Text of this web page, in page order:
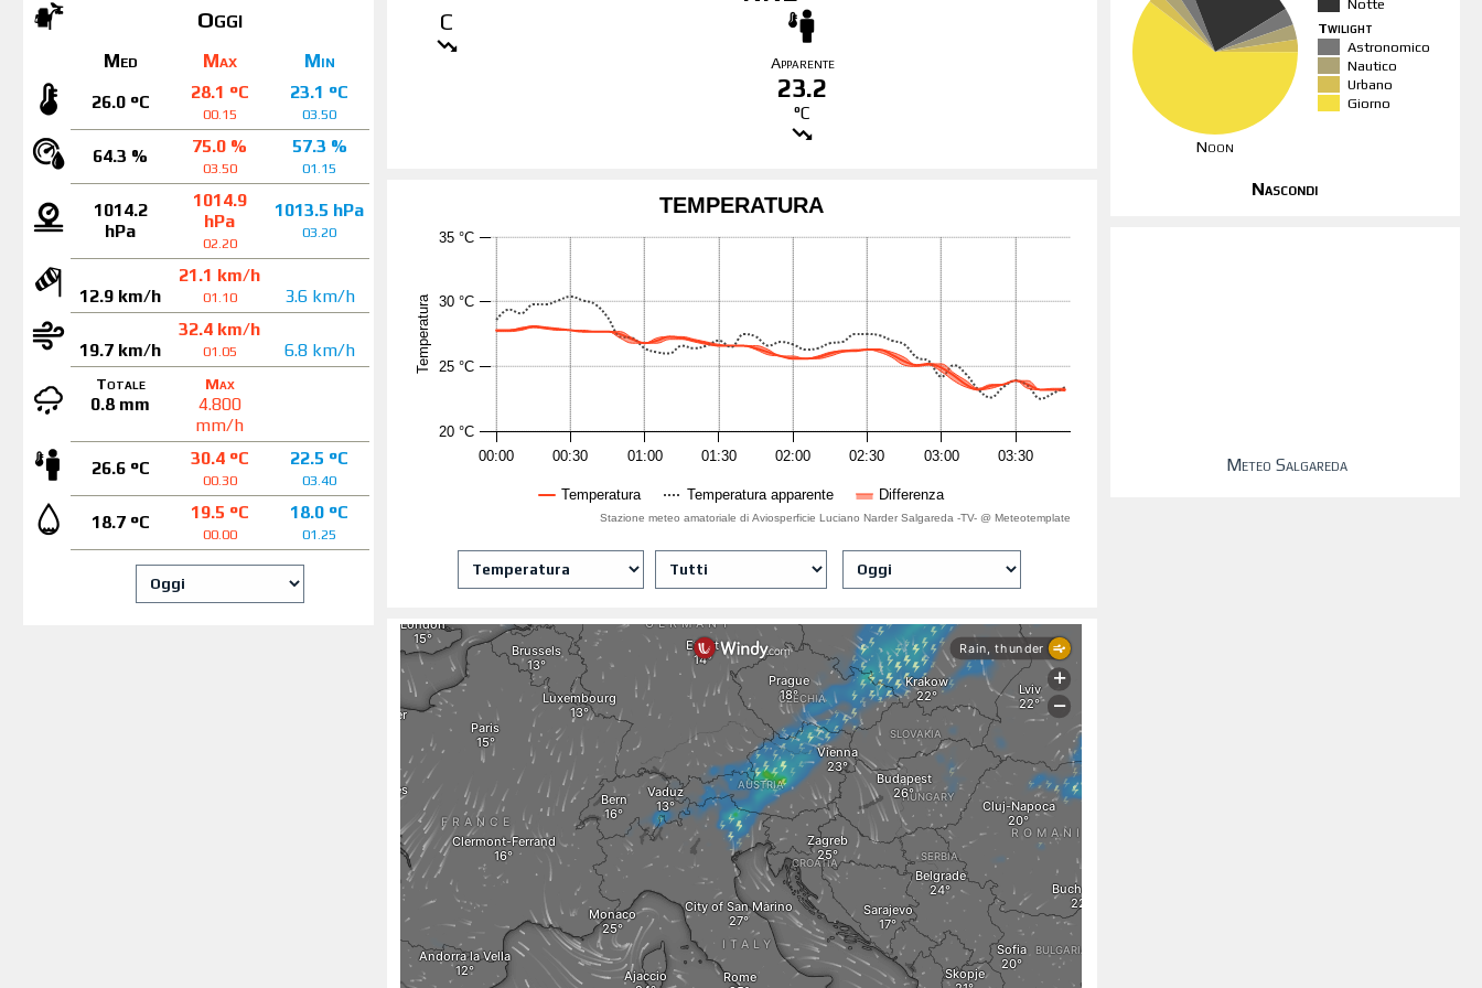
Oggi
Med Max Min
26.0 °C 28.1 °C
00.15
23.1 °C
03.50
64.3 % 75.0 %
03.50
57.3 %
01.15
1014.2
hPa
1014.9
hPa
02.20
1013.5 hPa
03.20
12.9 km/h
21.1 km/h
01.10 3.6 km/h
19.7 km/h
32.4 km/h
01.05 6.8 km/h
Totale
0.8 mm
Max
4.800
mm/h
26.6 °C 30.4 °C
00.30
22.5 °C
03.40
18.7 °C 19.5 °C
00.00
18.0 °C
01.25
C
Apparente
23.2
°C
Temperatura
TEMPERATURA
Temperatura Temperatura apparente Differenza
00:00 00:30 01:00 01:30 02:00 02:30 03:00 03:30
20 °C
25 °C
30 °C
35 °C
Stazione meteo amatoriale di Aviosperficie Luciano Narder Salgareda -TV- @ Meteotemplate
Noon
Notte
Twilight
Astronomico
Nautico
Urbano
Giorno
Nascondi
Meteo Salgareda